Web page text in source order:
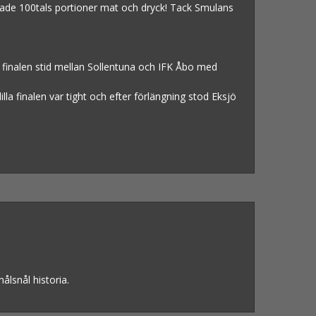
100tals portioner mat och dryck! Tack Smulans
stid mellan Sollentuna och IFK Åbo med
finalen var tight och efter förlängning stod Eksjö
historia.